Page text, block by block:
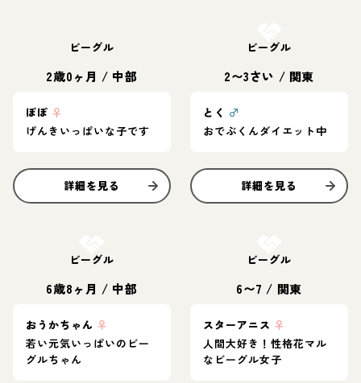
ビーグル
2歳0ヶ月 / 中部
ぽぽ ♀
げんきいっぱいな子です
詳細を見る
ビーグル
2〜3さい / 関東
とく ♂
おでぶくんダイエット中
詳細を見る
ビーグル
6歳8ヶ月 / 中部
おうかちゃん ♀
若い元気いっぱいのビー
グルちゃん
ビーグル
6〜7 / 関東
スターアニス ♀
人間大好き！性格花マル
なビーグル女子